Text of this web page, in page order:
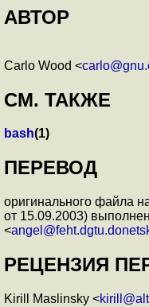
АВТОР
Carlo Wood <
СМ. ТАКЖЕ
bash(1)
ПЕРЕВОД
оригинального файла
от 15.09.2003)
<
РЕЦЕНЗИЯ
Kirill Maslinsky <